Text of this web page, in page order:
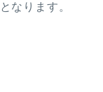
なります。